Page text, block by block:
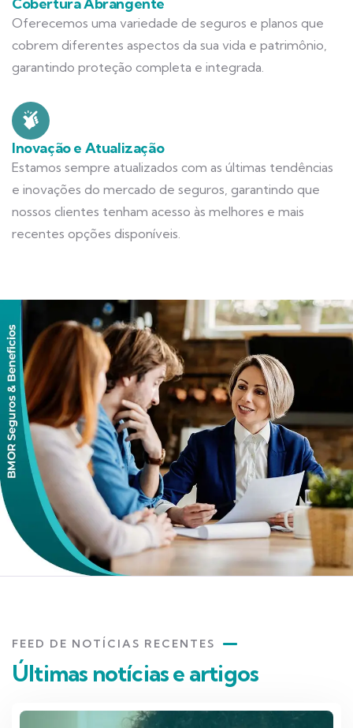
Oferecemos uma variedade de seguros e planos que
cobrem diferentes aspectos da sua vida e patrimônio,
garantindo proteção completa e integrada.
Inovação e Atualização
Estamos sempre atualizados com as últimas tendências
e inovações do mercado de seguros, garantindo que
nossos clientes tenham acesso às melhores e mais
recentes opções disponíveis.
FEED DE NOTÍCIAS RECENTES
Últimas notícias e artigos